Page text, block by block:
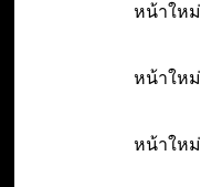
หน้าใหม่
หน้าใหม่
หน้าใหม่